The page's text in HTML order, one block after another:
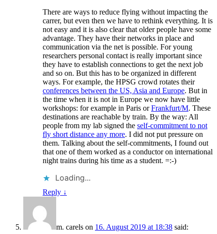
There are ways to reduce flying without impacting the
carrer, but even then we have to rethink everything. It is
not easy and it is also clear that older people have some
advantage. They have their networks in place and
communication via the net is possible. For young
researchers personal contact is really important since
they have to establish connections to get the next job
and so on. But this has to be organized in different
ways. For example, the HPSG crowd rotates their
conferences between the US, Asia and Europe. But in
the time when it is not in Europe we now have little
workshops: for example in Paris orFrankfurt/M. These
destinations are reachable by train. By the way: All
people from my lab signed the self-commitment to not
fly short distance any more. I did not put pressure on
them. Talking about the self-commitments, I found out
that one of them worked as a conductor on international
night trains during his time as a student. =:-)
Loading...
Reply ↓
m. carels on 16. August 2019 at 18:38 said: